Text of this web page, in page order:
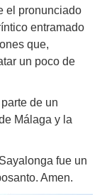
el pronunciado
entramado
que,
un poco de
de un
Málaga y la
fue un
Amen.